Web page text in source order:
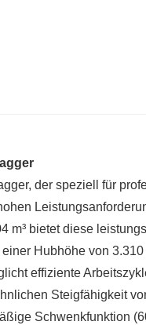
der speziell für
m³ bietet diese
Hubhöhe von
effiziente
Steigfähigkeit
Schwenkfunktion